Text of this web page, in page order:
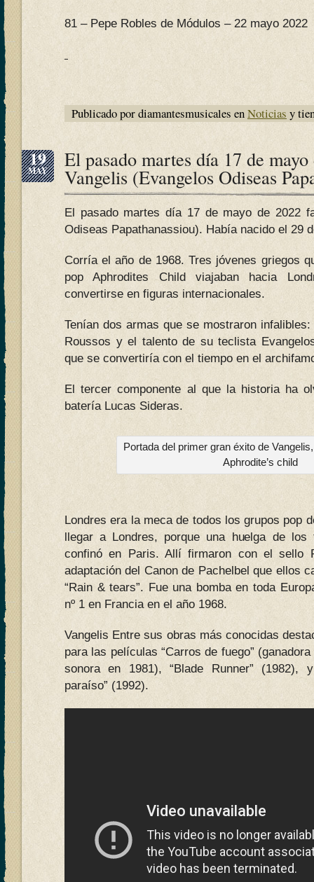
81 – Pepe Robles de Módulos – 22 mayo 2022
Publicado por diamantesmusicales enNoticias y
19
MAY El pasado martes día 17 de
Vangelis (Evangelos Odiseas
El pasado martes día 17 de mayo de 2022
Odiseas Papathanassiou). Había nacido el 29
Corría el año de 1968. Tres jóvenes griegos
pop Aphrodites Child viajaban hacia
convertirse en figuras internacionales.
Tenían dos armas que se mostraron
Roussos y el talento de su teclista
que se convertiría con el tiempo en el
El tercer componente al que la historia ha
batería Lucas Sideras.
Portada del primer gran éxito de
Aphrodite’s child
Londres era la meca de todos los grupos pop
llegar a Londres, porque una huelga de los
confinó en Paris. Allí firmaron con el sello
adaptación del Canon de Pachelbel que ellos
“Rain & tears”. Fue una bomba en toda
nº 1 en Francia en el año 1968.
Vangelis Entre sus obras más conocidas
para las películas “Carros de fuego”
sonora en 1981), “Blade Runner” (1982),
paraíso” (1992).